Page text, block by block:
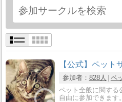
【公式】ペット
参加者： 828人 ペ
ペット全般に関する
自由に参加できます。